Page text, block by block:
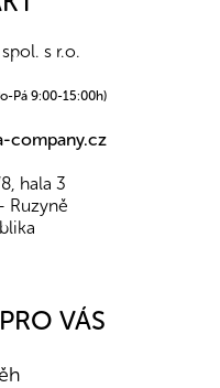
s r.o.
Pá 9:00-15:00h)
company.cz
hala 3
Ruzyně
VÁS